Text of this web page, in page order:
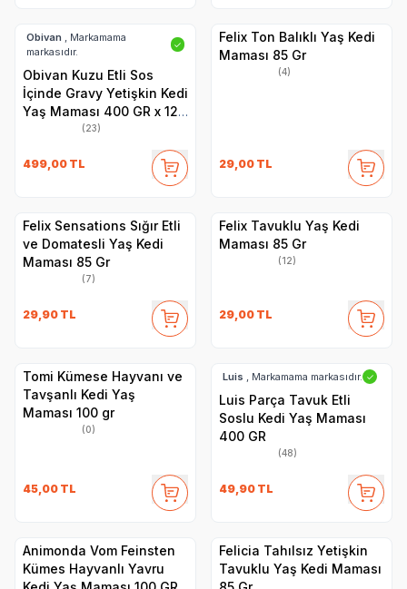
Obivan , Markamama
markasıdır.
✓
Obivan Kuzu Etli Sos
İçinde Gravy Yetişkin Kedi
Yaş Maması 400 GR x 12
(23)
499,00 TL
Felix Ton Balıklı Yaş Kedi
Maması 85 Gr
(4)
29,00 TL
Felix Sensations Sığır Etli
ve Domatesli Yaş Kedi
Maması 85 Gr
(7)
29,90 TL
Felix Tavuklu Yaş Kedi
Maması 85 Gr
(12)
29,00 TL
Tomi Kümese Hayvanı ve
Tavşanlı Kedi Yaş
Maması 100 gr
(0)
45,00 TL
Luis , Markamama markasıdır. ✓
Luis Parça Tavuk Etli
Soslu Kedi Yaş Maması
400 GR
(48)
49,90 TL
Animonda Vom Feinsten
Kümes Hayvanlı Yavru
Felicia Tahılsız Yetişkin
Tavuklu Yaş Kedi Maması